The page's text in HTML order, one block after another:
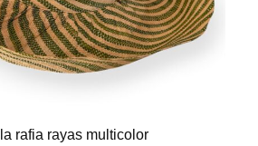
rafia rayas multicolor